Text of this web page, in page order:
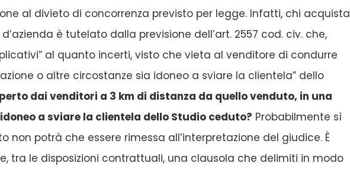
al divieto di concorrenza previsto per legge. Infatti, chi acquista
è tutelato dalla previsione dell’art. 2557 cod. civ. che,
al quanto incerti, visto che vieta al venditore di condurre
o altre circostanze sia idoneo a sviare la clientela” dello
dai venditori a 3 km di distanza da quello venduto, in una
a sviare la clientela dello Studio ceduto? Probabilmente sì
non potrà che essere rimessa all’interpretazione del giudice. È
tra le disposizioni contrattuali, una clausola che delimiti in modo